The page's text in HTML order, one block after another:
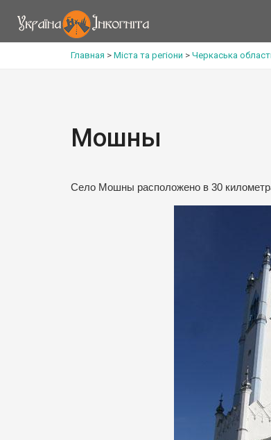
Главная > Міста та регіони > Черкаська
Мошны
Село Мошны расположено в 30